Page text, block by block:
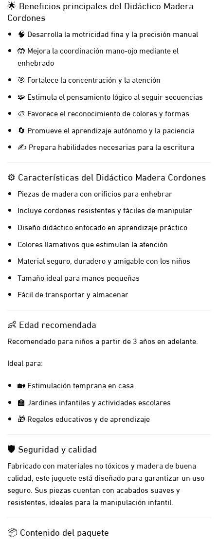
🌟 Beneficios principales del Didáctico Madera
Cordones
🧠 Desarrolla la motricidad fina y la precisión manual
🤲 Mejora la coordinación mano-ojo mediante el
enhebrado
🎯 Fortalece la concentración y la atención
🧩 Estimula el pensamiento lógico al seguir secuencias
🎨 Favorece el reconocimiento de colores y formas
🔄 Promueve el aprendizaje autónomo y la paciencia
✍️ Prepara habilidades necesarias para la escritura
⚙️ Características del Didáctico Madera Cordones
Piezas de madera con orificios para enhebrar
Incluye cordones resistentes y fáciles de manipular
Diseño didáctico enfocado en aprendizaje práctico
Colores llamativos que estimulan la atención
Material seguro, duradero y amigable con los niños
Tamaño ideal para manos pequeñas
Fácil de transportar y almacenar
👶 Edad recomendada
Recomendado para niños a partir de 3 años en adelante.
Ideal para:
🏡 Estimulación temprana en casa
🏫 Jardines infantiles y actividades escolares
🎁 Regalos educativos y de aprendizaje
🛡️ Seguridad y calidad
Fabricado con materiales no tóxicos y madera de buena
calidad, este juguete está diseñado para garantizar un uso
seguro. Sus piezas cuentan con acabados suaves y
resistentes, ideales para la manipulación infantil.
📦 Contenido del paquete